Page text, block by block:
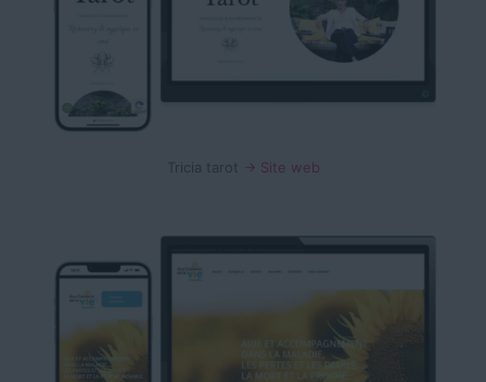
Tricia tarot → Site web